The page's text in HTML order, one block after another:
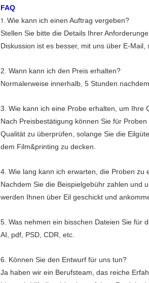
FAQ
1. Wie kann ich einen Auftrag vergeben?
Stellen Sie bitte die Details Ihrer
Diskussion ist es besser, mit uns über E-
2. Wann kann ich den Preis erhalten?
Normalerweise innerhalb, 5 Stunden
3. Wie kann ich eine Probe erhalten, um Ihre
Nach Preisbestätigung können Sie für
Qualität zu überprüfen, solange Sie die
dem Film&printing zu decken.
4. Wie lang kann ich erwarten, die Proben zu
Nachdem Sie die Beispielgebühr zahlen und
werden Ihnen über Eil geschickt und
5. Was nehmen ein bisschen Dateien Sie für
AI, pdf, PSD, CDR, etc.
6. Können Sie den Entwurf für uns tun?
Ja haben wir ein Berufsteam, das reiche